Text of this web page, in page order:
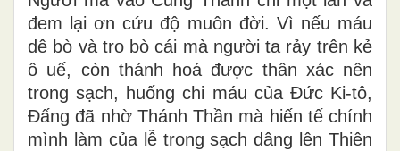
đem lại ơn cứu độ muôn đời. Vì nếu máu
dê bò và tro bò cái mà người ta rảy trên kẻ
ô uế, còn thánh hoá được thân xác nên
trong sạch, huống chi máu của Ðức Ki-tô,
Ðấng đã nhờ Thánh Thần mà hiến tế chính
mình làm của lễ trong sạch dâng lên Thiên